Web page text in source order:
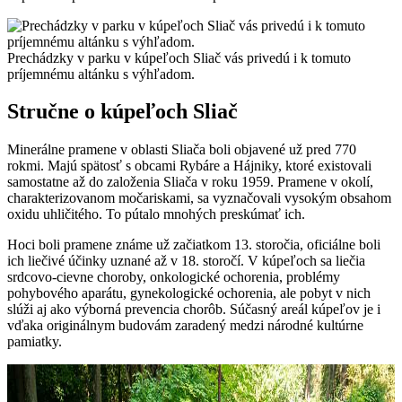
Prechádzky v parku v kúpeľoch Sliač vás privedú i k tomuto
príjemnému altánku s výhľadom.
Stručne o kúpeľoch Sliač
Minerálne pramene v oblasti Sliača boli objavené už pred 770
rokmi. Majú spätosť s obcami Rybáre a Hájniky, ktoré existovali
samostatne až do založenia Sliača v roku 1959. Pramene v okolí,
charakterizovanom močariskami, sa vyznačovali vysokým obsahom
oxidu uhličitého. To pútalo mnohých preskúmať ich.
Hoci boli pramene známe už začiatkom 13. storočia, oficiálne boli
ich liečivé účinky uznané až v 18. storočí. V kúpeľoch sa liečia
srdcovo-cievne choroby, onkologické ochorenia, problémy
pohybového aparátu, gynekologické ochorenia, ale pobyt v nich
slúži aj ako výborná prevencia chorôb. Súčasný areál kúpeľov je i
vďaka originálnym budovám zaradený medzi národné kultúrne
pamiatky.